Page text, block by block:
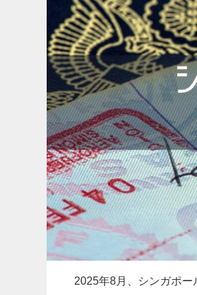
2025年8月、シンガポー